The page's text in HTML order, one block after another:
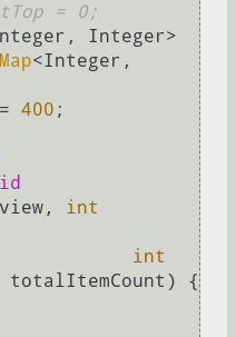
= 0;
<Integer,
= 400 ;
int
int
totalItemCount) {